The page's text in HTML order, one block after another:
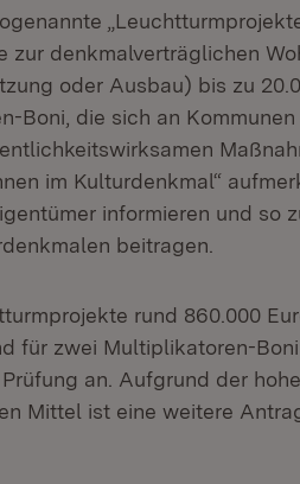
zur denkmalverträglichen
oder Ausbau) bis zu
Boni, die sich an Kommunen
im Kulturdenkmal“
informieren und so
beitragen.
rund 860.000
für zwei Multiplikatoren-
an. Aufgrund der
Mittel ist eine weitere